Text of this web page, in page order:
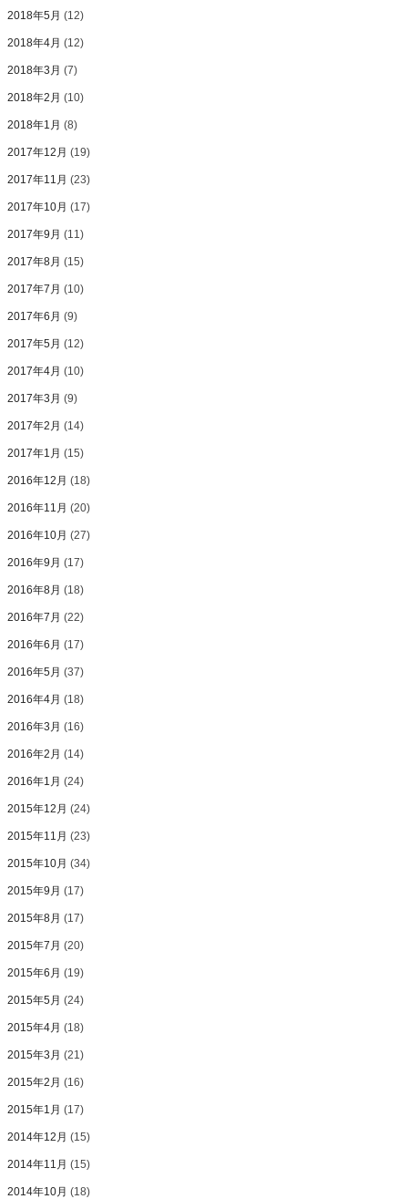
2018年5月 (12)
2018年4月 (12)
2018年3月 (7)
2018年2月 (10)
2018年1月 (8)
2017年12月 (19)
2017年11月 (23)
2017年10月 (17)
2017年9月 (11)
2017年8月 (15)
2017年7月 (10)
2017年6月 (9)
2017年5月 (12)
2017年4月 (10)
2017年3月 (9)
2017年2月 (14)
2017年1月 (15)
2016年12月 (18)
2016年11月 (20)
2016年10月 (27)
2016年9月 (17)
2016年8月 (18)
2016年7月 (22)
2016年6月 (17)
2016年5月 (37)
2016年4月 (18)
2016年3月 (16)
2016年2月 (14)
2016年1月 (24)
2015年12月 (24)
2015年11月 (23)
2015年10月 (34)
2015年9月 (17)
2015年8月 (17)
2015年7月 (20)
2015年6月 (19)
2015年5月 (24)
2015年4月 (18)
2015年3月 (21)
2015年2月 (16)
2015年1月 (17)
2014年12月 (15)
2014年11月 (15)
2014年10月 (18)